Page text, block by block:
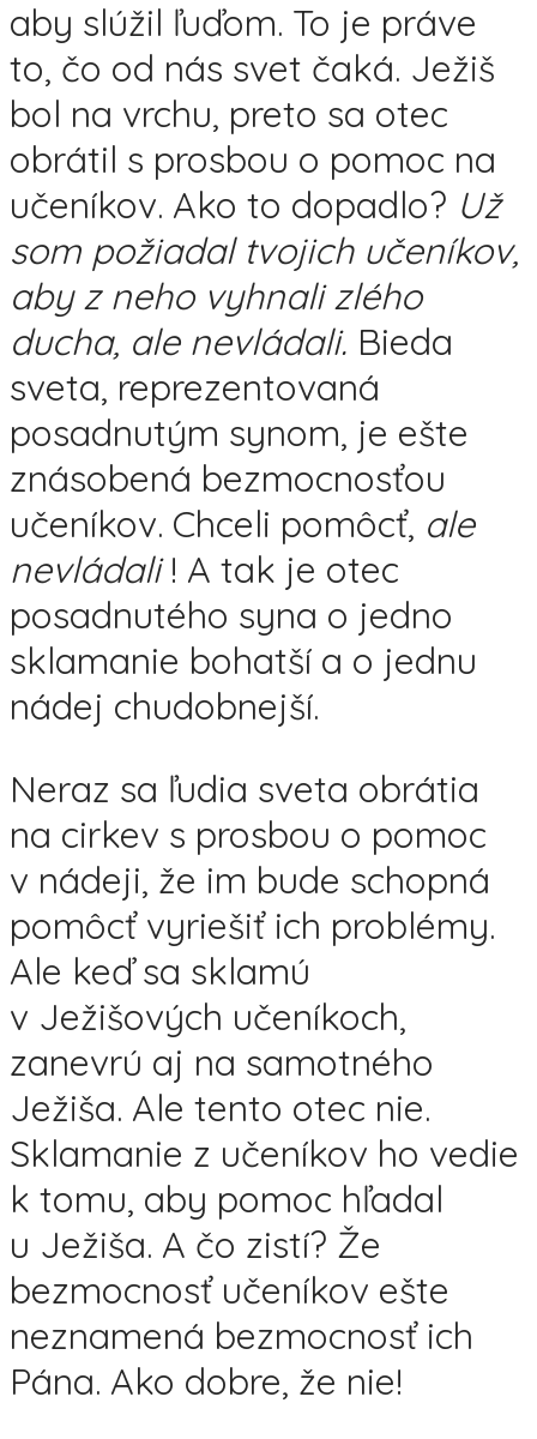
aby slúžil ľuďom. To je práve
to, čo od nás svet čaká. Ježiš
bol na vrchu, preto sa otec
obrátil s prosbou o pomoc na
učeníkov. Ako to dopadlo? Už
som požiadal tvojich učeníkov,
aby z neho vyhnali zlého
ducha, ale nevládali. Bieda
sveta, reprezentovaná
posadnutým synom, je ešte
znásobená bezmocnosťou
učeníkov. Chceli pomôcť, ale
nevládali! A tak je otec
posadnutého syna o jedno
sklamanie bohatší a o jednu
nádej chudobnejší.
Neraz sa ľudia sveta obrátia
na cirkev s prosbou o pomoc
v nádeji, že im bude schopná
pomôcť vyriešiť ich problémy.
Ale keď sa sklamú
v Ježišových učeníkoch,
zanevrú aj na samotného
Ježiša. Ale tento otec nie.
Sklamanie z učeníkov ho vedie
k tomu, aby pomoc hľadal
u Ježiša. A čo zistí? Že
bezmocnosť učeníkov ešte
neznamená bezmocnosť ich
Pána. Ako dobre, že nie!